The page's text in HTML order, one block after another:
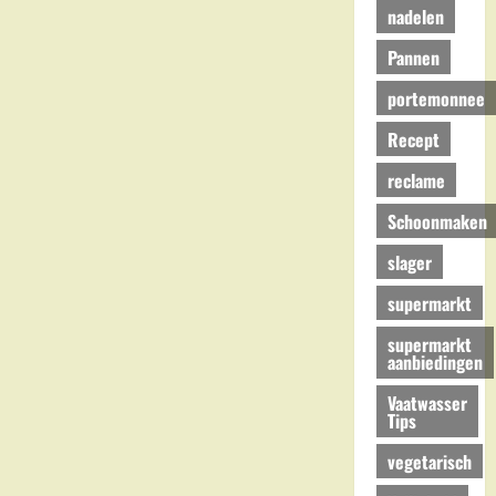
nadelen
Pannen
portemonnee
Recept
reclame
Schoonmaken
slager
supermarkt
supermarkt
aanbiedingen
Vaatwasser
Tips
vegetarisch